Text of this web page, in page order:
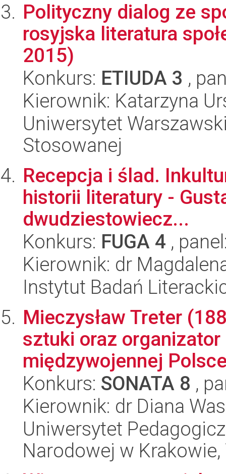
Polityczny dialog ze
rosyjska literatura
2015)
Konkurs: ETIUDA 3 ,
Kierownik: Katarzyna
Uniwersytet
Stosowanej
Recepcja i ślad.
historii literatury -
dwudziestowiecz...
Konkurs: FUGA 4 ,
Kierownik: dr
Instytut Badań
Mieczysław Treter
sztuki oraz
międzywojennej
Konkurs: SONATA 8 ,
Kierownik: dr Diana
Uniwersytet
Narodowej w Krakowie,